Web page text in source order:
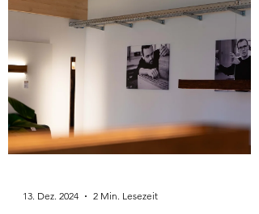
13. Dez. 2024 2 Min. Lesezeit